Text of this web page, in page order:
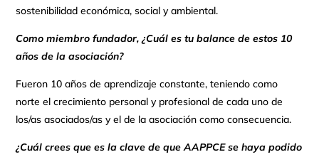
sostenibilidad económica, social y ambiental.
Como miembro fundador, ¿Cuál es tu balance de estos 10
años de la asociación?
Fueron 10 años de aprendizaje constante, teniendo como
norte el crecimiento personal y profesional de cada uno de
los/as asociados/as y el de la asociación como consecuencia.
¿Cuál crees que es la clave de que AAPPCE se haya podido